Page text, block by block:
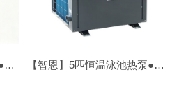
【OEM】7匹恒温泳池热泵●顶吹 【智恩】5匹恒温泳池热泵●顶吹